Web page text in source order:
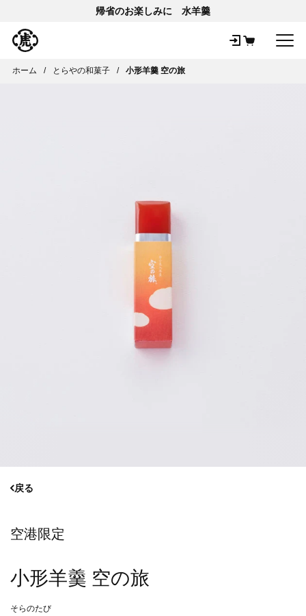
帰省のお楽しみに 水羊羹
ホーム とらやの和菓子 小形羊羹 空の旅
戻る
空港限定
小形羊羹 空の旅
そらのたび